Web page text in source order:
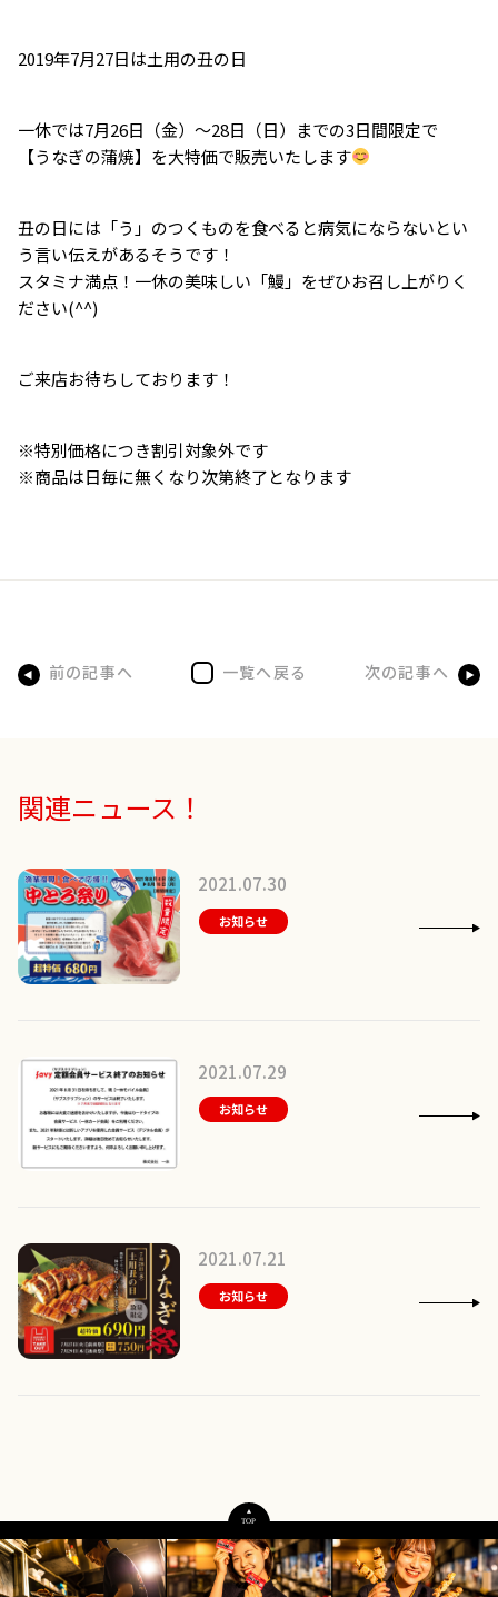
2019年7月27日は土用の丑の日
一休では7月26日（金）～28日（日）までの3日間限定で
【うなぎの蒲焼】を大特価で販売いたします
丑の日には「う」のつくものを食べると病気にならないとい
う言い伝えがあるそうです！
スタミナ満点！一休の美味しい「鰻」をぜひお召し上がりく
ださい(^^)
ご来店お待ちしております！
※特別価格につき割引対象外です
※商品は日毎に無くなり次第終了となります
前の記事へ 一覧へ戻る 次の記事へ
関連ニュース！
2021.07.30
お知らせ
2021.07.29
お知らせ
2021.07.21
お知らせ